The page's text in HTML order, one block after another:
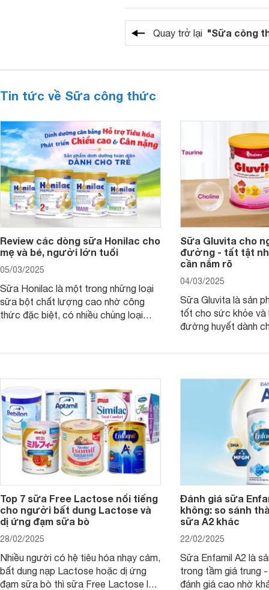
Quay trở lại "Sữa công
Tin tức về Sữa công thức
Review các dòng sữa Honilac cho
mẹ và bé, người lớn tuổi
05/03/2025
Sữa Honilac là một trong những loại
sữa bột chất lượng cao nhờ công
thức đặc biệt, có nhiều chủng loại
Sữa Gluvita cho
đường - tất tật
cần nắm rõ
04/03/2025
Sữa Gluvita là sản
tốt cho sức khỏe và
đường huyết dành
thể gì, hãy cùng
hiểu ngay trong bài
Top 7 sữa Free Lactose nổi tiếng
cho người bất dung Lactose và
dị ứng đạm sữa bò
28/02/2025
Nhiều người có hệ tiêu hóa nhạy cảm,
bất dung nạp Lactose hoặc dị ứng
đạm sữa bò thì sữa Free Lactose là
Đánh giá sữa
không: so sánh
sữa A2 khác
22/02/2025
Sữa Enfamil A2 là
trong tầm giá trung
đánh giá cao nhờ